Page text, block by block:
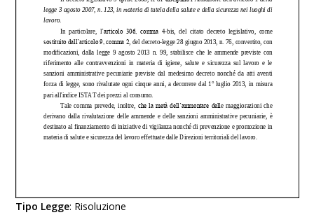
Tipo Legge: Risoluzione